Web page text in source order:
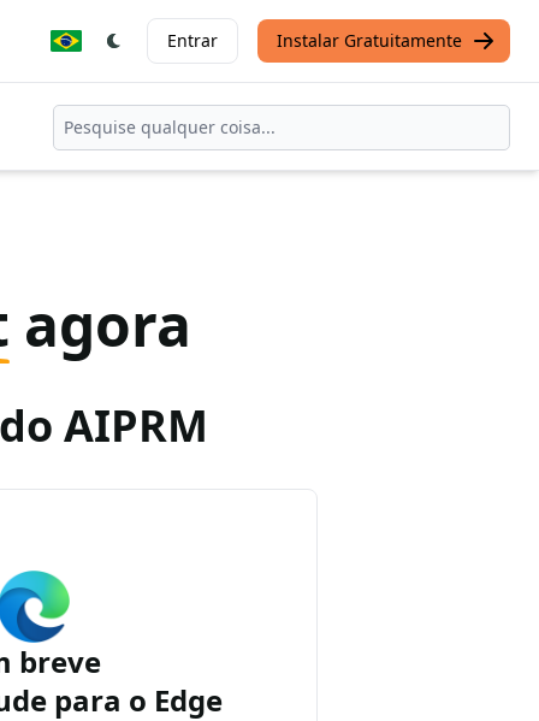
Entrar Instalar Gratuitamente
agora
AIPRM
breve
para o Edge